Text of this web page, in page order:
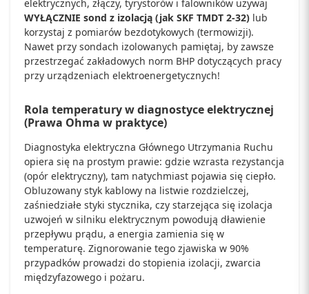
elektrycznych, złączy, tyrystorów i falowników używaj
WYŁĄCZNIE sond z izolacją (jak SKF TMDT 2-32) lub
korzystaj z pomiarów bezdotykowych (termowizji).
Nawet przy sondach izolowanych pamiętaj, by zawsze
przestrzegać zakładowych norm BHP dotyczących pracy
przy urządzeniach elektroenergetycznych!
Rola temperatury w diagnostyce elektrycznej
(Prawa Ohma w praktyce)
Diagnostyka elektryczna Głównego Utrzymania Ruchu
opiera się na prostym prawie: gdzie wzrasta rezystancja
(opór elektryczny), tam natychmiast pojawia się ciepło.
Obluzowany styk kablowy na listwie rozdzielczej,
zaśniedziałe styki stycznika, czy starzejąca się izolacja
uzwojeń w silniku elektrycznym powodują dławienie
przepływu prądu, a energia zamienia się w
temperaturę. Zignorowanie tego zjawiska w 90%
przypadków prowadzi do stopienia izolacji, zwarcia
międzyfazowego i pożaru.